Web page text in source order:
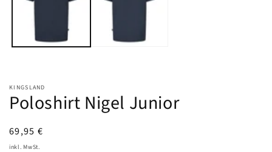
KINGSLAND
Poloshirt Nigel Junior
UVP
69,95 €
inkl. MwSt.